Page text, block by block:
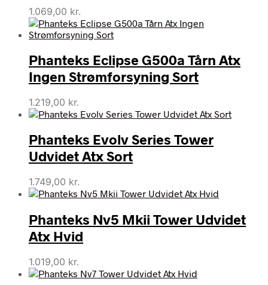
1.069,00 kr.
Phanteks Eclipse G500a Tårn Atx
Ingen Strømforsyning Sort
1.219,00 kr.
Phanteks Evolv Series Tower
Udvidet Atx Sort
1.749,00 kr.
Phanteks Nv5 Mkii Tower Udvidet
Atx Hvid
1.019,00 kr.